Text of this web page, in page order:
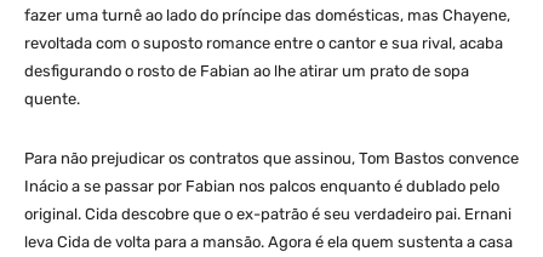
fazer uma turnê ao lado do príncipe das domésticas, mas Chayene,
revoltada com o suposto romance entre o cantor e sua rival, acaba
desfigurando o rosto de Fabian ao lhe atirar um prato de sopa
quente.
Para não prejudicar os contratos que assinou, Tom Bastos convence
Inácio a se passar por Fabian nos palcos enquanto é dublado pelo
original. Cida descobre que o ex-patrão é seu verdadeiro pai. Ernani
leva Cida de volta para a mansão. Agora é ela quem sustenta a casa